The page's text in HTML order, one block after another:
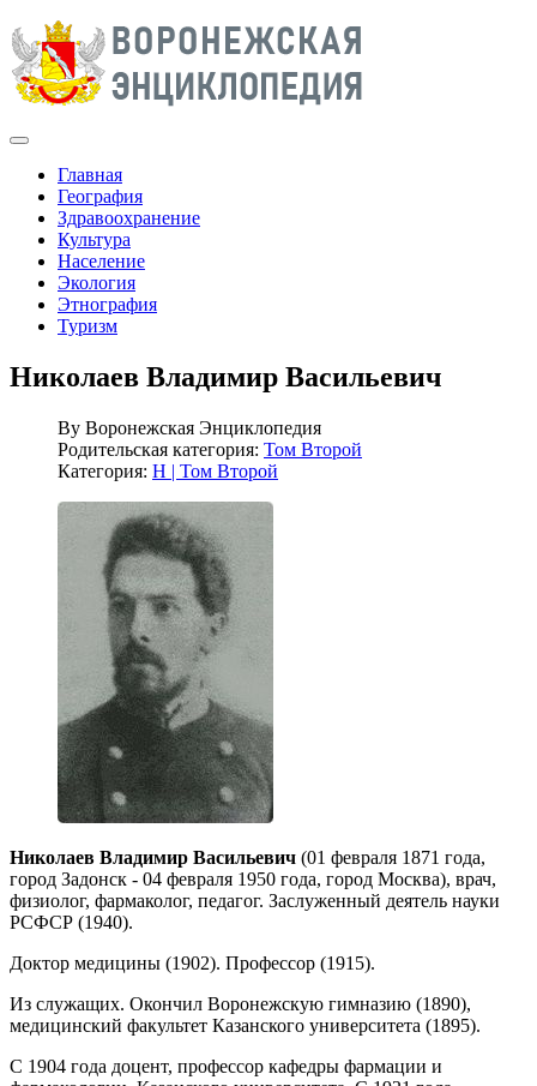
Главная
География
Здравоохранение
Культура
Население
Экология
Этнография
Туризм
Николаев Владимир Васильевич
By Воронежская Энциклопедия
Родительская категория: Том Второй
Категория: Н | Том Второй
Николаев Владимир Васильевич (01 февраля 1871 года,
город Задонск - 04 февраля 1950 года, город Москва), врач,
физиолог, фармаколог, педагог. Заслуженный деятель науки
РСФСР (1940).
Доктор медицины (1902). Профессор (1915).
Из служащих. Окончил Воронежскую гимназию (1890),
медицинский факультет Казанского университета (1895).
С 1904 года доцент, профессор кафедры фармации и